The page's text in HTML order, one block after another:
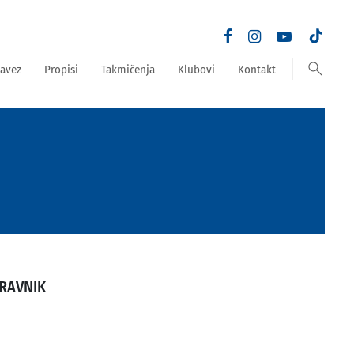
Propisi Takmičenja Klubovi Kontakt search